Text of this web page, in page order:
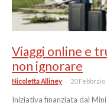
Viaggi online e
non ignorare
Nicoletta Alliney - 20 Febbraio
Iniziativa finanziata dal